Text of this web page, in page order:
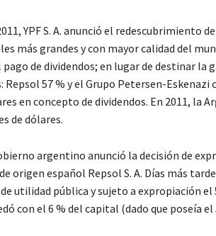
YPF S. A. anunció el redescubrimiento
más grandes y con mayor calidad del
de dividendos; en lugar de destinar la
57 % y el Grupo Petersen-Eskenazi
en concepto de dividendos. En 2011, la
de dólares.
argentino anunció la decisión de
origen español Repsol S. A. Días más
utilidad pública y sujeto a expropiación el
el 6 % del capital (dado que poseía el